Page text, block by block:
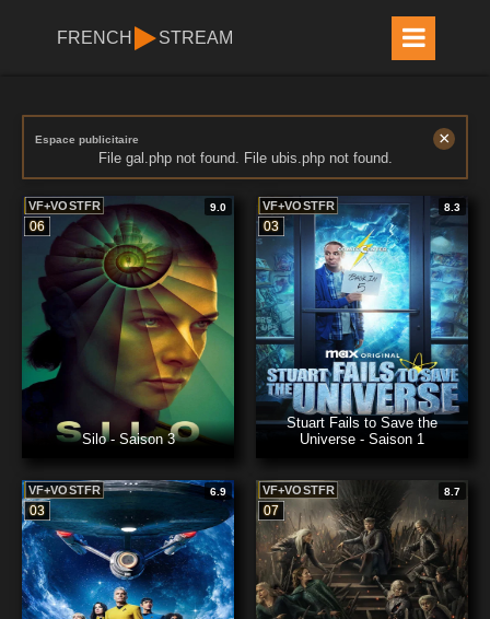
FRENCH STREAM
Espace publicitaire ×
File gal.php not found. File ubis.php not found.
VF+VOSTFR 9.0
06
Silo - Saison 3
VF+VOSTFR 8.3
03
Stuart Fails to Save the
Universe - Saison 1
VF+VOSTFR 6.9
03
VF+VOSTFR 8.7
07